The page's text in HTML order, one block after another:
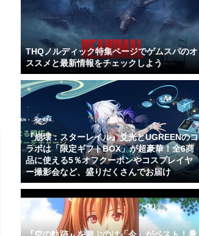
THQノルディック特集ページでゲムスパのオ
ススメと最新情報をチェックしよう
『崩壊：スターレイル』爻光とUGREENのコ
ラボは「限定ギフトBOX」が超豪華！全6商
品に使える5％オフクーポンやコスプレイヤ
ー撮影会など、盛りだくさんでお届け